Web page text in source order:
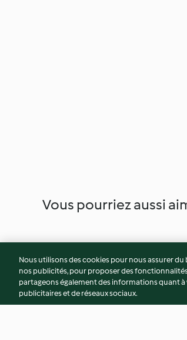
Vous pourriez aussi
Nous utilisons des cookies pour nous assurer
nos publicités, pour proposer des
partageons également des informations quant
publicitaires et de réseaux sociaux.